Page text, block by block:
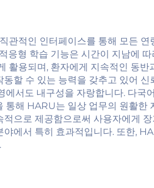
적인 인터페이스를 통해 모든
응형 학습 기능은 시간이 지남에
용되며, 환자에게 지속적인 동
할 수 있는 능력을 갖추고 있어
서도 내구성을 자랑합니다. 다
해 HARU는 일상 업무의 원활
으로 제공함으로써 사용자에게
에서 특히 효과적입니다. 또한,